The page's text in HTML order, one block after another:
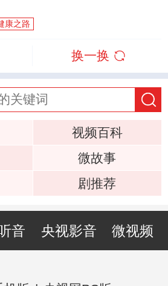
康之路
换一换
视频百科
微故事
剧推荐
音 央视影音 微视频